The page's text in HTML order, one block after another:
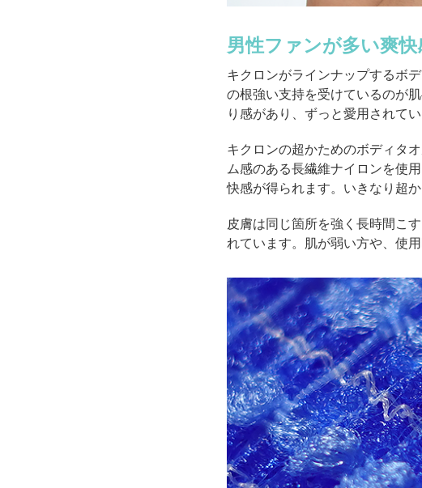
男性ファンが多い爽
キクロンがラインナップするボ
の根強い支持を受けているのが
り感があり、ずっと愛用されて
キクロンの超かためのボディタオ
ム感のある長繊維ナイロンを使
快感が得られます。いきなり超
皮膚は同じ箇所を強く長時間こ
れています。肌が弱い方や、使